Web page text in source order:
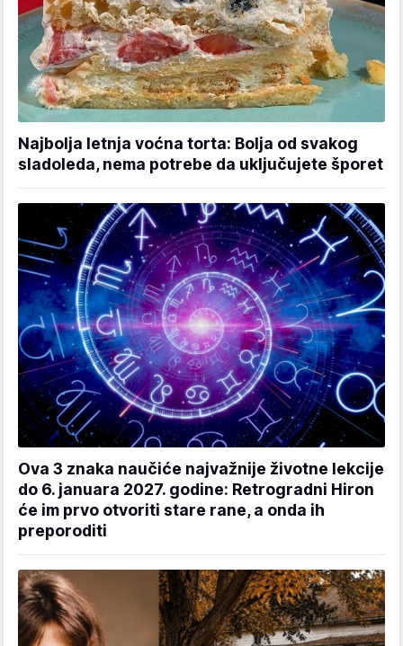
Najbolja letnja voćna torta: Bolja od svakog
sladoleda, nema potrebe da uključujete šporet
Ova 3 znaka naučiće najvažnije životne lekcije
do 6. januara 2027. godine: Retrogradni Hiron
će im prvo otvoriti stare rane, a onda ih
preporoditi